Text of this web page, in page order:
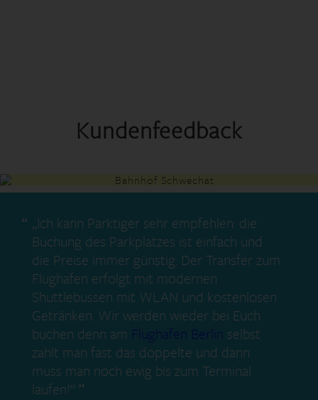
Kundenfeedback
„Ich kann Parktiger sehr empfehlen: die
Buchung des Parkplatzes ist einfach und
die Preise immer günstig. Der Transfer zum
Flughafen erfolgt mit modernen
Shuttlebussen mit WLAN und kostenlosen
Getränken. Wir werden wieder bei Euch
buchen denn am Flughafen Berlin selbst
zahlt man fast das doppelte und dann
muss man noch ewig bis zum Terminal
laufen!“